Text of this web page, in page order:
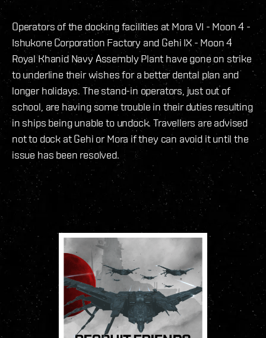
Operators of the docking facilities at Mora VI - Moon 4 -
Ishukone Corporation Factory and Gehi IX - Moon 4
Royal Khanid Navy Assembly Plant have gone on strike
to underline their wishes for a better dental plan and
longer holidays. The stand-in operators, just out of
school, are having some trouble in their duties resulting
in ships being unable to undock. Travellers are advised
not to dock at Gehi or Mora if they can avoid it until the
issue has been resolved.